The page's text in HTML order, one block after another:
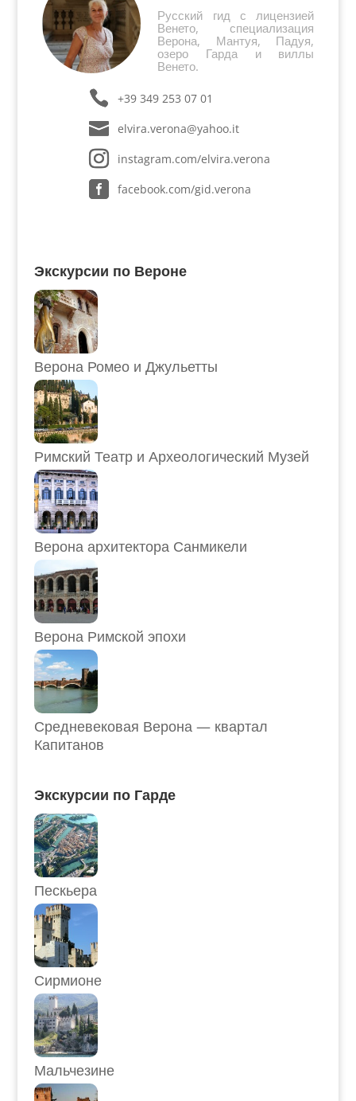
Русский гид с лицензией
Венето, специализация
Верона, Мантуя, Падуя,
озеро Гарда и виллы
Венето.
+39 349 253 07 01
elvira.verona@yahoo.it
instagram.com/elvira.verona
facebook.com/gid.verona
Экскурсии по Вероне
Верона Ромео и Джульетты
Римский Театр и Археологический Музей
Верона архитектора Санмикели
Верона Римской эпохи
Средневековая Верона — квартал
Капитанов
Экскурсии по Гарде
Пескьера
Сирмионе
Мальчезине